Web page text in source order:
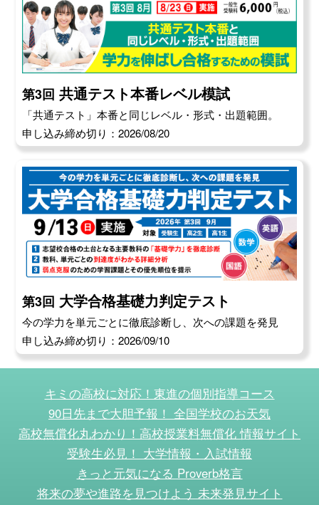
第3回 共通テスト本番レベル模試
「共通テスト」本番と同じレベル・形式・出題範囲。
申し込み締め切り：2026/08/20
第3回 大学合格基礎力判定テスト
今の学力を単元ごとに徹底診断し、次への課題を発見
申し込み締め切り：2026/09/10
キミの高校に対応！東進の個別指導コース
90日先まで大胆予報！ 全国学校のお天気
高校無償化丸わかり！高校授業料無償化 情報サイト
受験生必見！ 大学情報・入試情報
きっと元気になる Proverb格言
将来の夢や進路を見つけよう 未来発見サイト